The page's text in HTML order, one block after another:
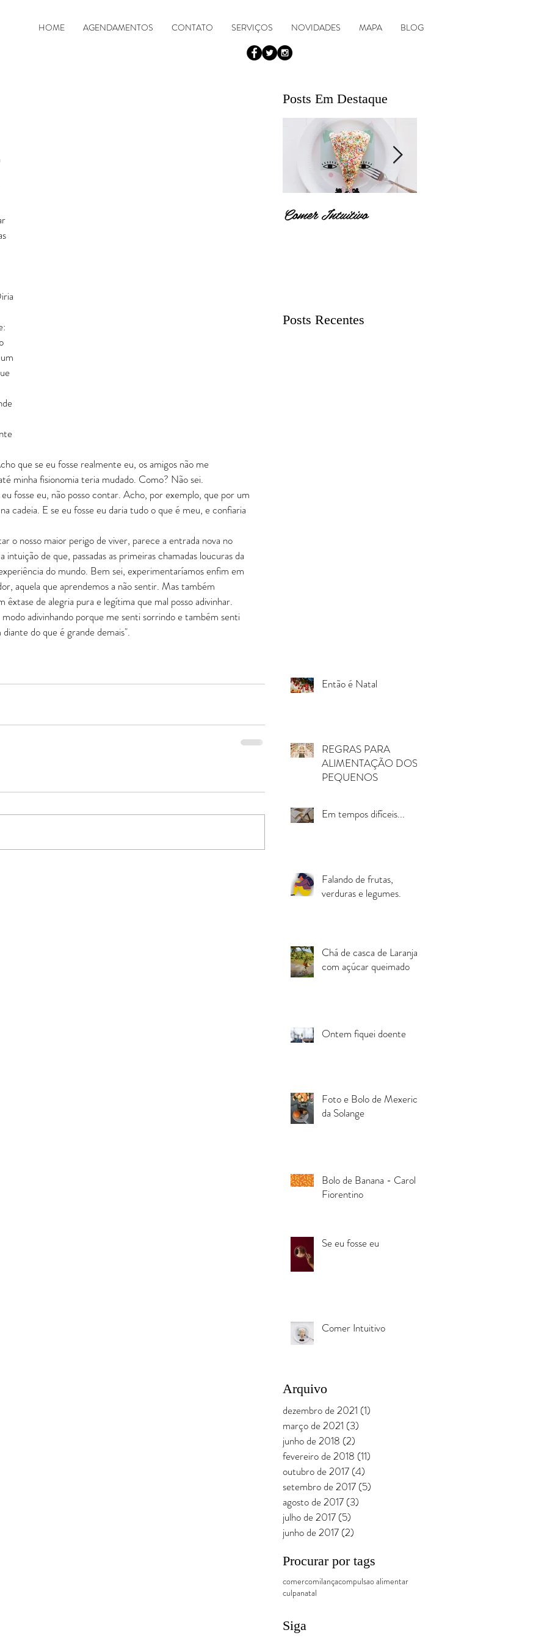
HOME AGENDAMENTOS CONTATO SERVIÇOS NOVIDADES MAPA BLOG
que se eu fosse realmente eu, os amigos não me
minha fisionomia teria mudado. Como? Não sei.
fosse eu, não posso contar. Acho, por exemplo, que por um
cadeia. E se eu fosse eu daria tudo o que é meu, e confiaria
o nosso maior perigo de viver, parece a entrada nova no
de que, passadas as primeiras chamadas loucuras da
do mundo. Bem sei, experimentaríamos enfim em
aquela que aprendemos a não sentir. Mas também
êxtase de alegria pura e legítima que mal posso adivinhar.
adivinhando porque me senti sorrindo e também senti
do que é grande demais".
Posts Em Destaque
Comer Intuitivo
Posts Recentes
Então é Natal
REGRAS PARA
ALIMENTAÇÃO DOS
PEQUENOS
Em tempos difíceis...
Falando de frutas,
verduras e legumes.
Chá de casca de Laranja
com açúcar queimado
Ontem fiquei doente
Foto e Bolo de Mexerica
da Solange
Bolo de Banana - Carol
Fiorentino
Se eu fosse eu
Comer Intuitivo
Arquivo
dezembro de 2021 (1)
março de 2021 (3)
junho de 2018 (2)
fevereiro de 2018 (11)
outubro de 2017 (4)
setembro de 2017 (5)
agosto de 2017 (3)
julho de 2017 (5)
junho de 2017 (2)
Procurar por tags
comercomilançacompulsao alimentar
culpanatal
Siga